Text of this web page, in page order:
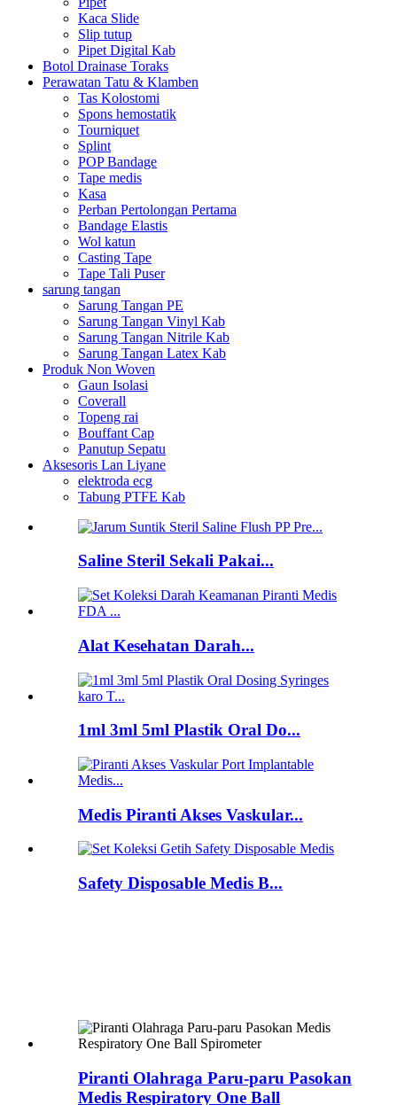
Kaca Slide
Slip tutup
Pipet Digital Kab
Botol Drainase Toraks
Perawatan Tatu & Klamben
Tas Kolostomi
Spons hemostatik
Tourniquet
Splint
POP Bandage
Tape medis
Kasa
Perban Pertolongan Pertama
Bandage Elastis
Wol katun
Casting Tape
Tape Tali Puser
sarung tangan
Sarung Tangan PE
Sarung Tangan Vinyl Kab
Sarung Tangan Nitrile Kab
Sarung Tangan Latex Kab
Produk Non Woven
Gaun Isolasi
Coverall
Topeng rai
Bouffant Cap
Panutup Sepatu
Aksesoris Lan Liyane
elektroda ecg
Tabung PTFE Kab
Saline Steril Sekali Pakai...
Alat Kesehatan Darah...
1ml 3ml 5ml Plastik Oral Do...
Medis Piranti Akses Vaskular...
Safety Disposable Medis B...
Piranti Olahraga Paru-paru Pasokan
Medis Respiratory One Ball